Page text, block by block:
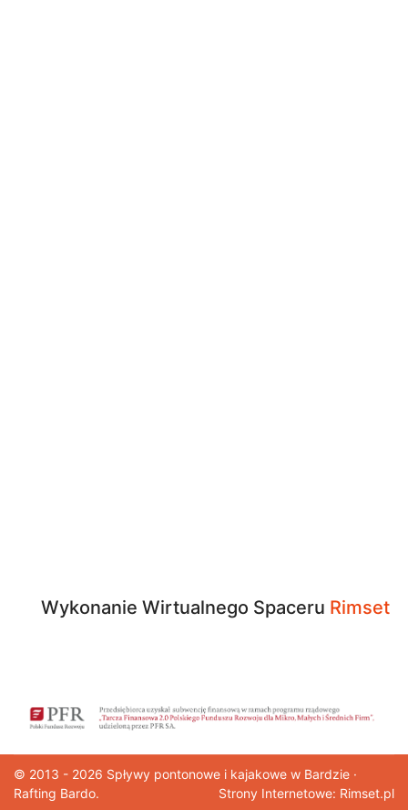
Wykonanie Wirtualnego Spaceru Rimset
© 2013 - 2026 Spływy pontonowe i kajakowe w Bardzie ·
Rafting Bardo.
Strony Internetowe: Rimset.pl